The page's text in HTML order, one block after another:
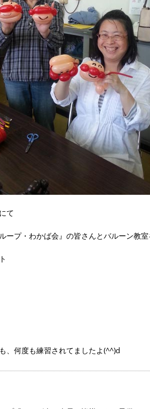
て
ープ・わかば会』の皆さんとバルーン教
、何度も練習されてましたよ(^^)d